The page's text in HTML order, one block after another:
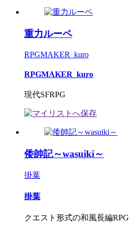
重力ルーペ
RPGMAKER_kuro
RPGMAKER_kuro
現代SFRPG
倭帥記～wasuiki～
掛葉
掛葉
クエスト形式の和風長編RPG